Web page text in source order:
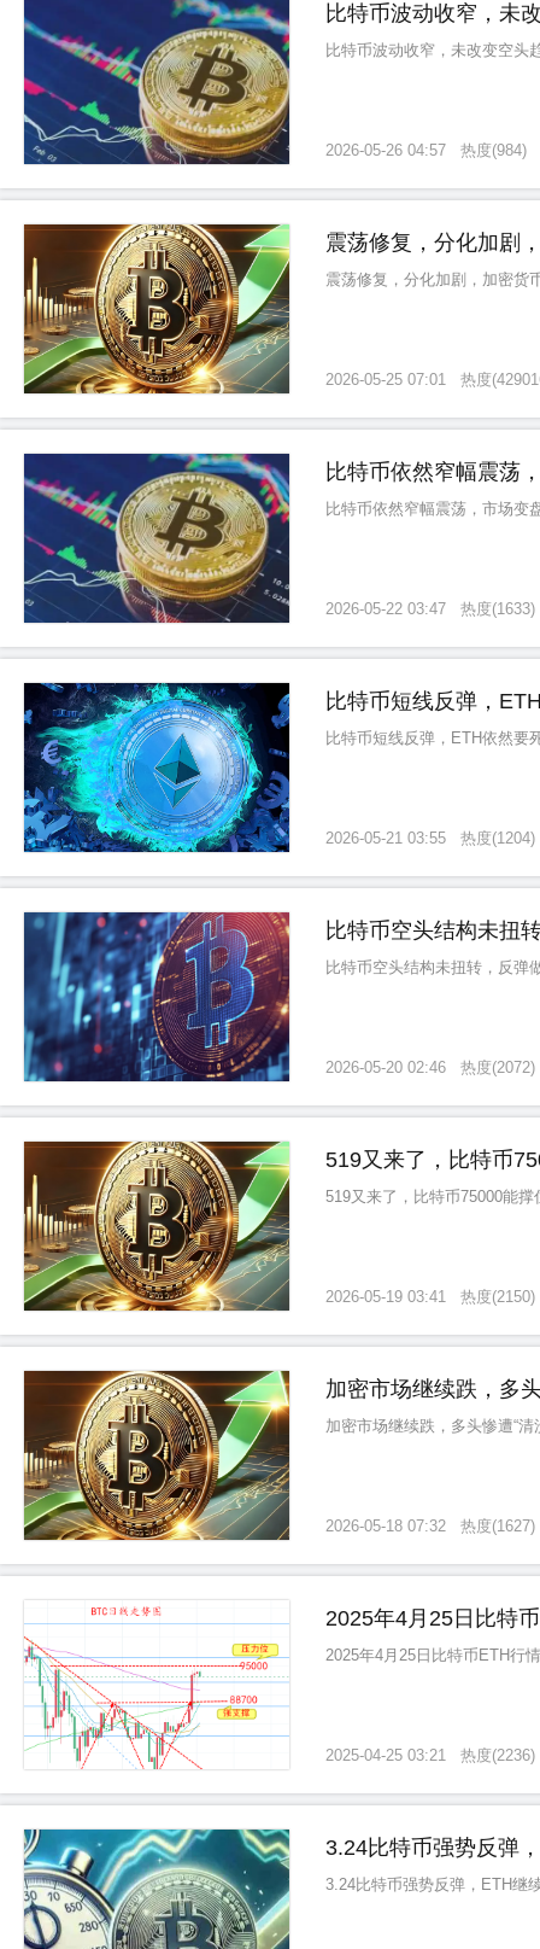
比特币波动收窄，未
比特币波动收窄，未改变空头
2026-05-26 04:57 热度(984)
震荡修复，分化加剧
震荡修复，分化加剧，加密货
2026-05-25 07:01 热度(
比特币依然窄幅震荡
比特币依然窄幅震荡，市场变
2026-05-22 03:47 热度(1633)
比特币短线反弹，
比特币短线反弹，ETH依然要
2026-05-21 03:55 热度(1204)
比特币空头结构未扭
比特币空头结构未扭转，反弹
2026-05-20 02:46 热度(2072)
519又来了，比特币
519又来了，比特币75000能撑
2026-05-19 03:41 热度(2150)
加密市场继续跌，多
加密市场继续跌，多头惨遭“清
2026-05-18 07:32 热度(1627)
2025年4月25日比特
2025年4月25日比特币ETH行
2025-04-25 03:21 热度(2236)
3.24比特币强势反弹
3.24比特币强势反弹，ETH继